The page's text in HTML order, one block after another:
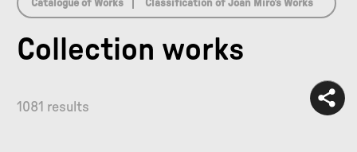
Catalogue of Works Classification of Joan Miró’s Works
Collection works
1081 results